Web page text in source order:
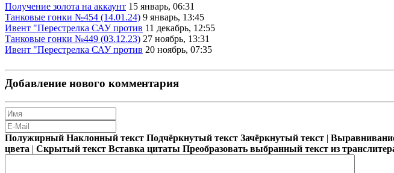
Получение золота на аккаунт 15 январь, 06:31
Танковые гонки №454 (14.01.24) 9 январь, 13:45
Ивент "Перестрелка САУ против 11 декабрь, 12:55
Танковые гонки №449 (03.12.23) 27 ноябрь, 13:31
Ивент "Перестрелка САУ против 20 ноябрь, 07:35
Добавление нового комментария
Полужирный Наклонный текст Подчёркнутый текст Зачёркнутый текст |
цвета | Скрытый текст Вставка цитаты Преобразовать выбранный текст из